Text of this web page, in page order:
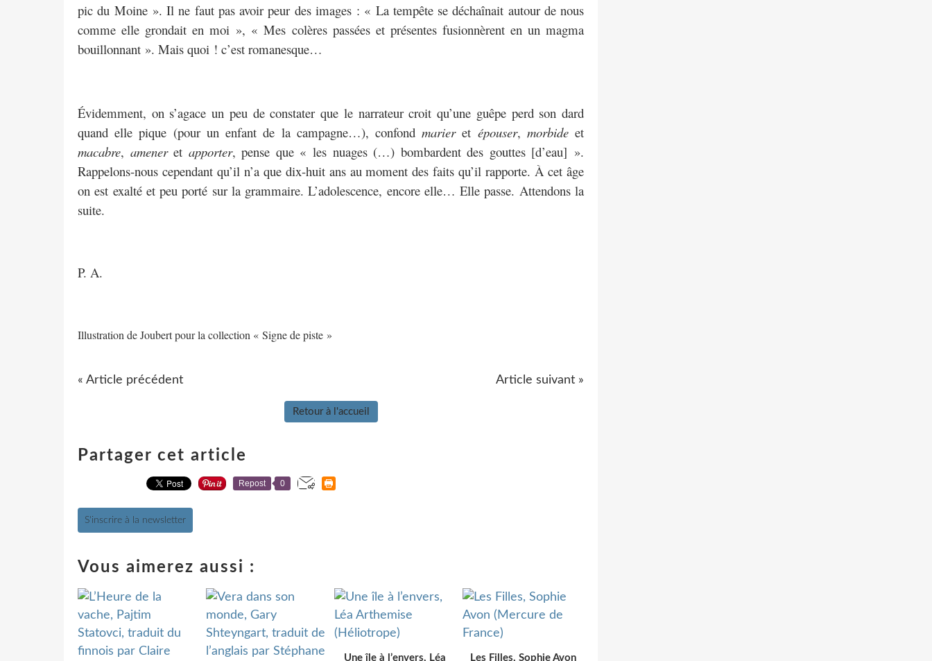
pic du Moine ». Il ne faut pas avoir peur des images : « La tempête se déchaînait autour de nous
comme elle grondait en moi », « Mes colères passées et présentes fusionnèrent en un magma
bouillonnant ». Mais quoi ! c’est romanesque…
Évidemment, on s’agace un peu de constater que le narrateur croit qu’une guêpe perd son dard
quand elle pique (pour un enfant de la campagne…), confondmarieret épouser, morbideet
macabre, ameneret apporter, pense que « les nuages (…) bombardent des gouttes [d’eau] ».
Rappelons-nous cependant qu’il n’a que dix-huit ans au moment des faits qu’il rapporte. À cet âge
on est exalté et peu porté sur la grammaire. L’adolescence, encore elle… Elle passe. Attendons la
suite.
P. A.
Illustration de Joubert pour la collection « Signe de piste »
« Article précédent Article suivant »
Retour à l'accueil
Partager cet article
Repost 0
S'inscrire à la newsletter
Vous aimerez aussi :
Une île à l’envers, Léa Les Filles, Sophie Avon